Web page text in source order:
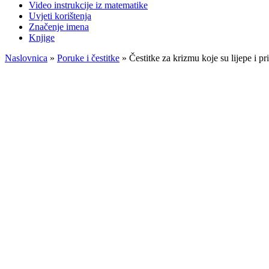
Video instrukcije iz matematike
Uvjeti korištenja
Značenje imena
Knjige
Naslovnica » Poruke i čestitke » Čestitke za krizmu koje su lijepe i